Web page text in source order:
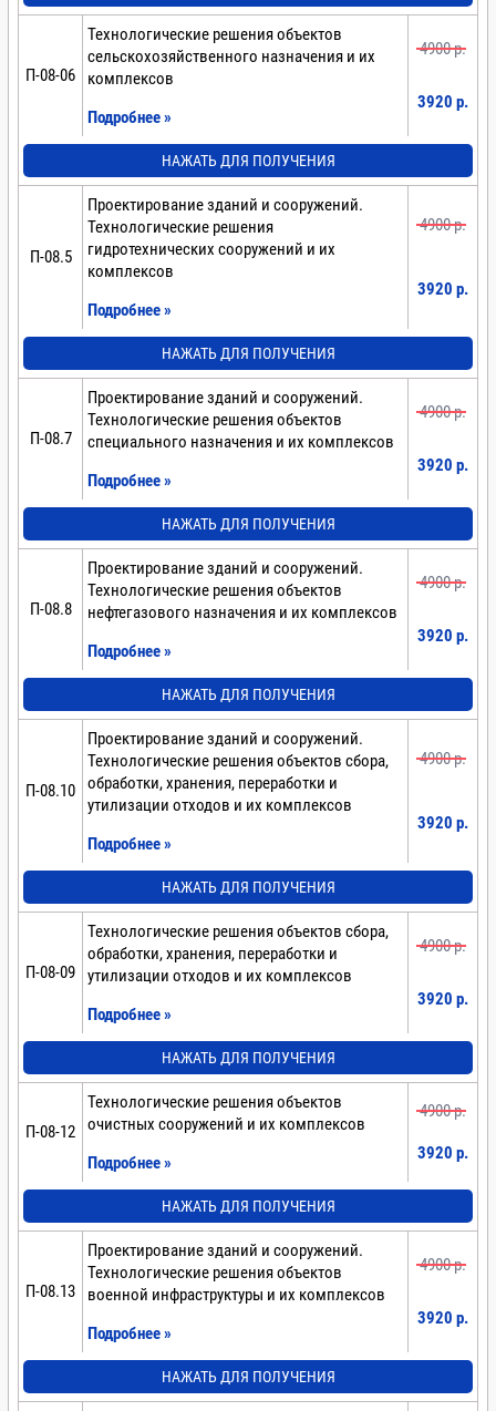
П-08-06
Технологические решения объектов
сельскохозяйственного назначения и их
комплексов
Подробнее »
4900 p.
3920 p.
НАЖАТЬ ДЛЯ ПОЛУЧЕНИЯ
П-08.5
Проектирование зданий и сооружений.
Технологические решения
гидротехнических сооружений и их
комплексов
Подробнее »
4900 p.
3920 p.
НАЖАТЬ ДЛЯ ПОЛУЧЕНИЯ
П-08.7
Проектирование зданий и сооружений.
Технологические решения объектов
специального назначения и их комплексов
Подробнее »
4900 p.
3920 p.
НАЖАТЬ ДЛЯ ПОЛУЧЕНИЯ
П-08.8
Проектирование зданий и сооружений.
Технологические решения объектов
нефтегазового назначения и их комплексов
Подробнее »
4900 p.
3920 p.
НАЖАТЬ ДЛЯ ПОЛУЧЕНИЯ
П-08.10
Проектирование зданий и сооружений.
Технологические решения объектов сбора,
обработки, хранения, переработки и
утилизации отходов и их комплексов
Подробнее »
4900 p.
3920 p.
НАЖАТЬ ДЛЯ ПОЛУЧЕНИЯ
П-08-09
Технологические решения объектов сбора,
обработки, хранения, переработки и
утилизации отходов и их комплексов
Подробнее »
4900 p.
3920 p.
НАЖАТЬ ДЛЯ ПОЛУЧЕНИЯ
П-08-12
Технологические решения объектов
очистных сооружений и их комплексов
Подробнее »
4900 p.
3920 p.
НАЖАТЬ ДЛЯ ПОЛУЧЕНИЯ
П-08.13
Проектирование зданий и сооружений.
Технологические решения объектов
военной инфраструктуры и их комплексов
Подробнее »
4900 p.
3920 p.
НАЖАТЬ ДЛЯ ПОЛУЧЕНИЯ